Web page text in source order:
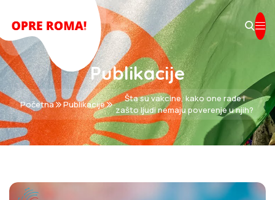
Publikacije
Početna Publikacije
Šta su vakcine, kako one rade i
zašto ljudi nemaju poverenje u njih?